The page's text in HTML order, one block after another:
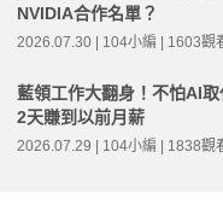
NVIDIA合作名單？
2026.07.30 | 104小編 | 1603觀
藍領工作大翻身！不怕AI
2天賺到以前月薪
2026.07.29 | 104小編 | 1838觀